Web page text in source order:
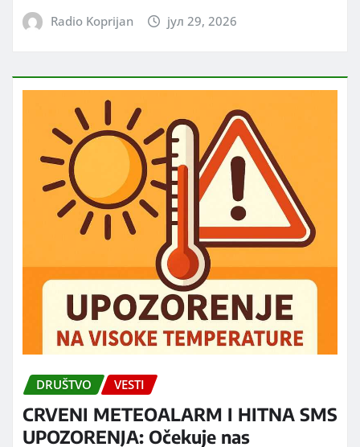
Radio Koprijan јул 29, 2026
DRUŠTVO VESTI
CRVENI METEOALARM I HITNA SMS
UPOZORENJA: Očekuje nas